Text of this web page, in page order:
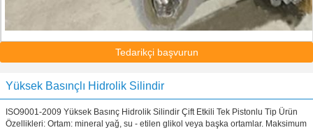
Tedarikçi başvurun
Yüksek Basınçlı Hidrolik Silindir
ISO9001-2009 Yüksek Basınç Hidrolik Silindir Çift Etkili Tek Pistonlu Tip Ürün
Özellikleri: Ortam: mineral yağ, su - etilen glikol veya başka ortamlar. Maksimum